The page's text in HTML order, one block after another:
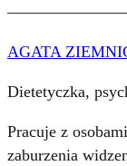
AGATA
Dietetyczka,
Pracuje z
zaburzenia